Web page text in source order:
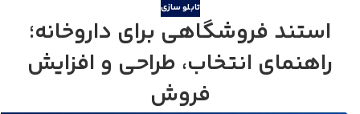
تابلو سازی
استند فروشگاهی برای داروخانه؛
راهنمای انتخاب، طراحی و افزایش
فروش